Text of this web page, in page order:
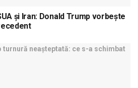
și Iran: Donald Trump vorbește